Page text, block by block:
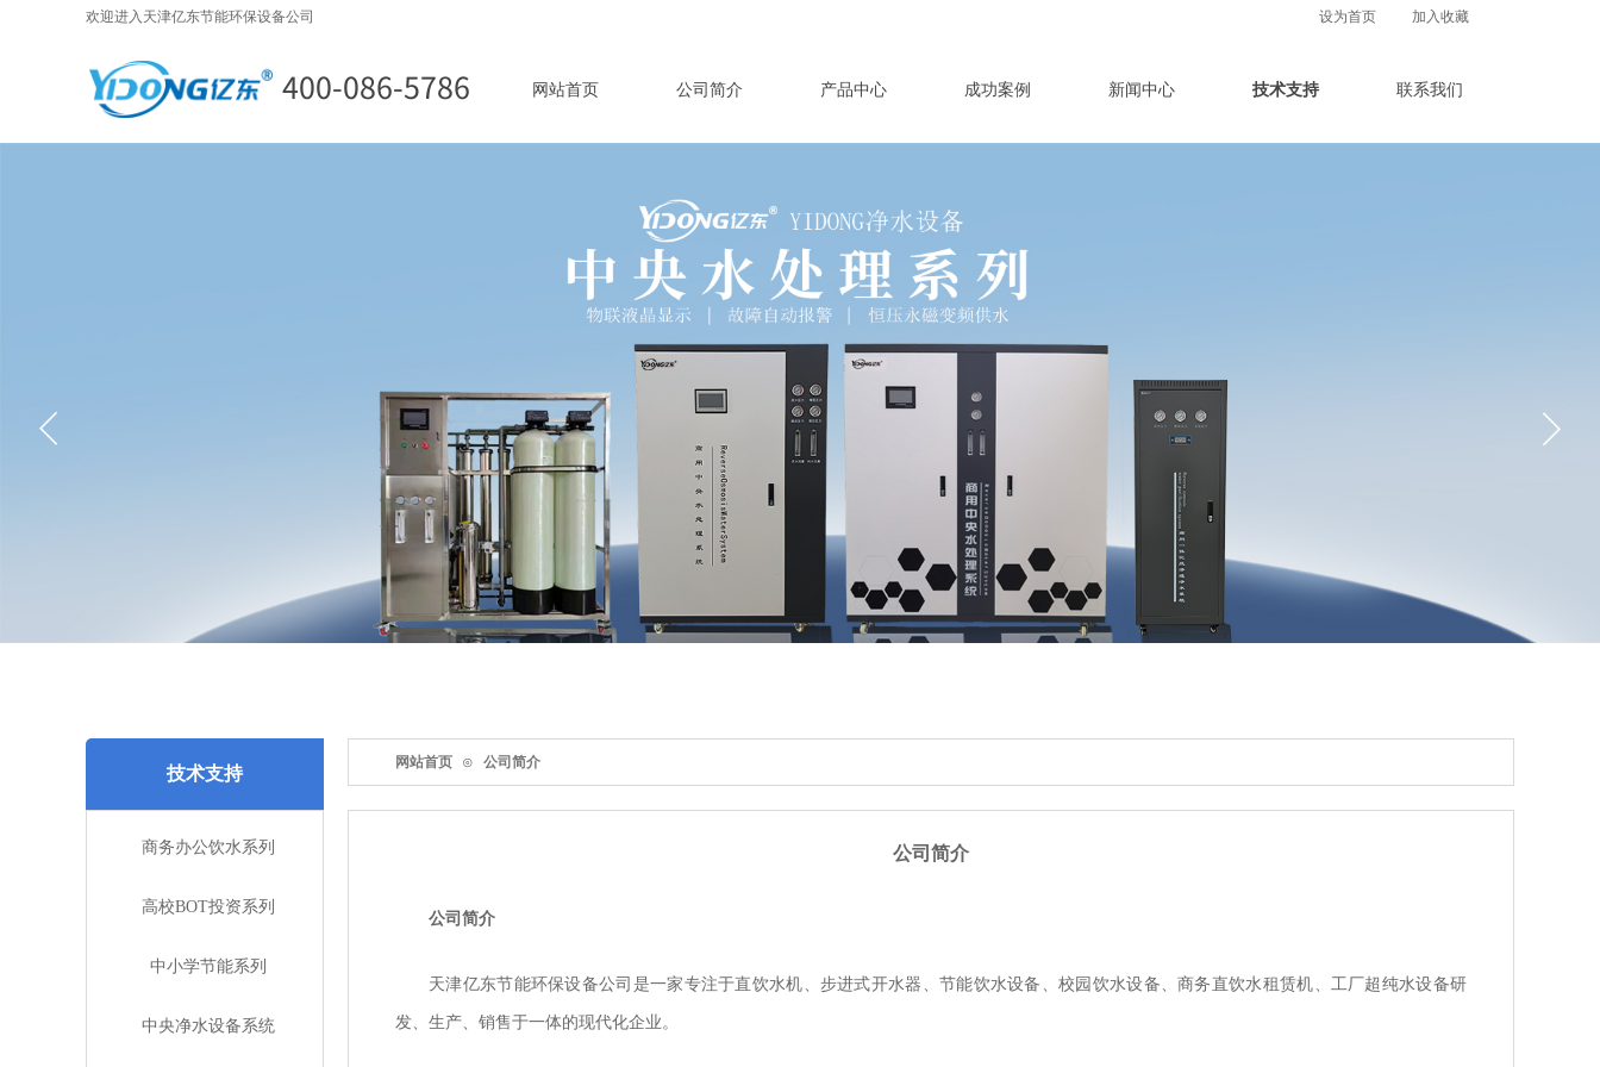
欢迎进入天津亿东节能环保设备公司 设为首页 加入收藏
400-086-5786 网站首页 公司简介 产品中心 成功案例 新闻中心 技术支持 联系我们
网站首页 ⊙ 公司简介
技术支持
公司简介
公司简介
天津亿东节能环保设备公司是一家专注于直饮水机、步进式开水器、节能饮水设备、校园饮水设备、商务直饮水租赁机、工厂超纯水设备研
发、生产、销售于一体的现代化企业。
商务办公饮水系列
高校BOT投资系列
中小学节能系列
中央净水设备系统